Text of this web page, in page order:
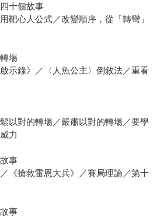
十個故事
靶心人公式／改變順序，從「轉彎」
場
示錄》／〈人魚公主〉倒敘法／重看
以對的轉場／嚴肅以對的轉場／要學
力
事
《搶救雷恩大兵》／賽局理論／第十
事